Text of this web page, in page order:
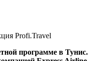
Profi.Travel
программе в Тунис.